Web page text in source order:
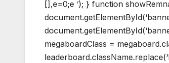
[],e=0;e ‘); } function
megaboardClass =